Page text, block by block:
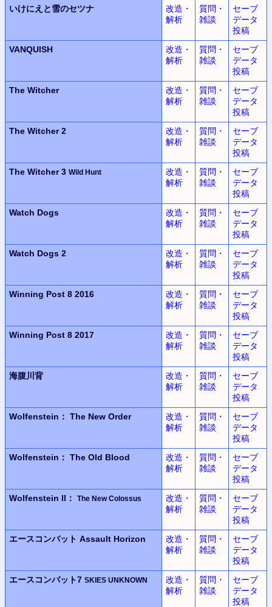
いけにえと雪のセツナ
改造・
解析
質問・
雑談
セーブ
データ
投稿
VANQUISH
改造・
解析
質問・
雑談
セーブ
データ
投稿
The Witcher
改造・
解析
質問・
雑談
セーブ
データ
投稿
The Witcher 2
改造・
解析
質問・
雑談
セーブ
データ
投稿
The Witcher 3 Wild Hunt
改造・
解析
質問・
雑談
セーブ
データ
投稿
Watch Dogs
改造・
解析
質問・
雑談
セーブ
データ
投稿
Watch Dogs 2
改造・
解析
質問・
雑談
セーブ
データ
投稿
Winning Post 8 2016
改造・
解析
質問・
雑談
セーブ
データ
投稿
Winning Post 8 2017
改造・
解析
質問・
雑談
セーブ
データ
投稿
海腹川背
改造・
解析
質問・
雑談
セーブ
データ
投稿
Wolfenstein： The New Order
改造・
解析
質問・
雑談
セーブ
データ
投稿
Wolfenstein： The Old Blood
改造・
解析
質問・
雑談
セーブ
データ
投稿
Wolfenstein II：
The New Colossus
改造・
解析
質問・
雑談
セーブ
データ
投稿
エースコンバット Assault Horizon
改造・
解析
質問・
雑談
セーブ
データ
投稿
エースコンバット7 SKIES UNKNOWN
改造・
解析
質問・
雑談
セーブ
データ
投稿